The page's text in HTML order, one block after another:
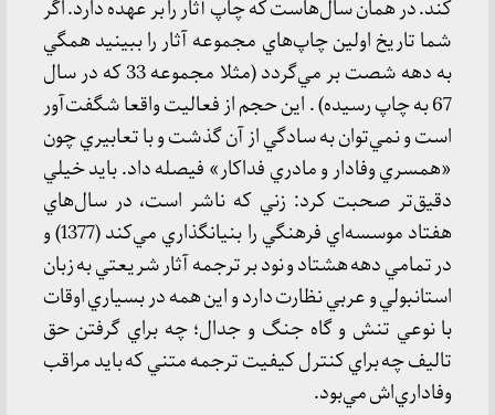
كند. در همان سال‌هاست كه چاپ آثار را بر عهده دارد. اگر
شما تاريخ اولين چاپ‌هاي مجموعه آثار را ببينيد همگي
به دهه شصت بر مي‌گردد (مثلا مجموعه 33 كه در سال
67 به چاپ رسيده) . اين حجم از فعاليت واقعا شگفت‌آور
است و نمي‌توان به سادگي از آن گذشت و با تعابيري چون
«همسري وفادار و مادري فداكار» فيصله داد. بايد خيلي
دقيق‌تر صحبت كرد: زني كه ناشر است، در سال‌هاي
هفتاد موسسه‌اي فرهنگي را بنيانگذاري مي‌كند (1377) و
در تمامي دهه هشتاد و نود بر ترجمه آثار شريعتي به زبان
استانبولي و عربي نظارت دارد و اين همه در بسياري اوقات
با نوعي تنش و گاه جنگ و جدال؛ چه براي گرفتن حق
تاليف چه براي كنترل كيفيت ترجمه متني كه بايد مراقب
وفاداري‌اش مي‌بود.